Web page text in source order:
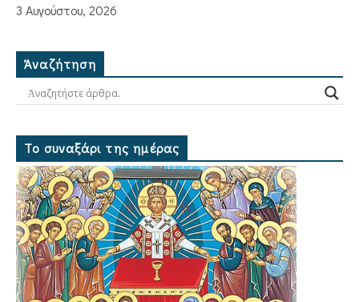
3 Αυγούστου, 2026
Ἀναζήτηση
Το συναξάρι της ημέρας